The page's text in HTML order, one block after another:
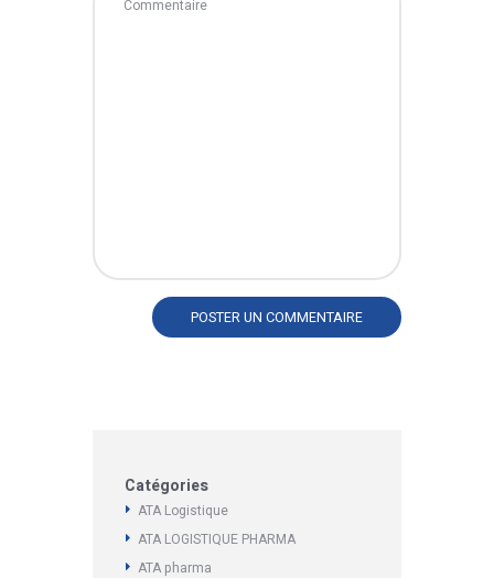
Catégories
ATA Logistique
ATA LOGISTIQUE PHARMA
ATA pharma